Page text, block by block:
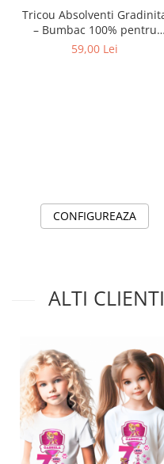
Tricou Absolventi Gradinita
– Bumbac 100% pentru
Copii și Profesori
59,00 Lei
CONFIGUREAZA
ALTI